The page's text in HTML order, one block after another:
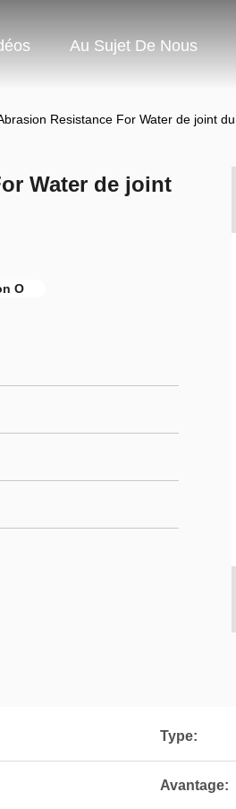
Au Sujet De Nous
Resistance For Water de joint
Water de joint
O
Type:
Avantage: